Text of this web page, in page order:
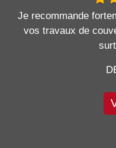
Je recommande
vos travaux de